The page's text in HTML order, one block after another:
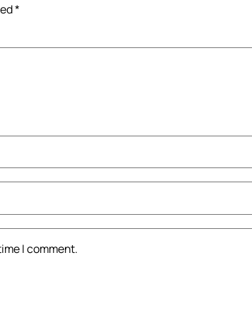
*
I comment.